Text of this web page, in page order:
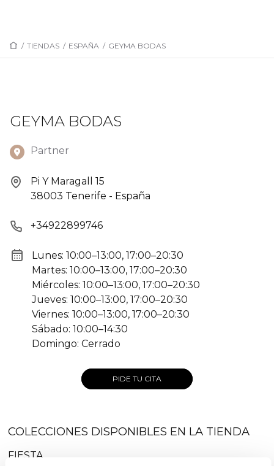
/ TIENDAS / ESPAÑA / GEYMA BODAS
GEYMA BODAS
Partner
Pi Y Maragall 15
38003 Tenerife - España
+34922899746
Lunes: 10:00–13:00, 17:00–20:30
Martes: 10:00–13:00, 17:00–20:30
Miércoles: 10:00–13:00, 17:00–20:30
Jueves: 10:00–13:00, 17:00–20:30
Viernes: 10:00–13:00, 17:00–20:30
Sábado: 10:00–14:30
Domingo: Cerrado
PIDE TU CITA
COLECCIONES DISPONIBLES EN LA TIENDA
FIESTA